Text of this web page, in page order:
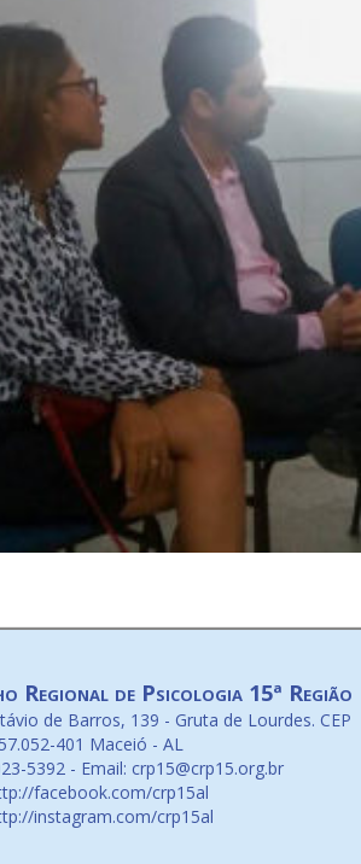
Regional de Psicologia 15ª Região
de Barros, 139 - Gruta de Lourdes. CEP
57.052-401 Maceió - AL
5392 - Email: crp15@crp15.org.br
facebook.com/crp15al
instagram.com/crp15al